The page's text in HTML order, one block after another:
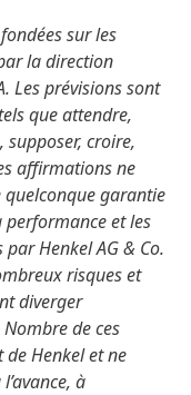
sur les
la direction
Les prévisions sont
que attendre,
croire,
affirmations ne
quelconque garantie
performance et les
Henkel AG & Co.
risques et
diverger
de ces
Henkel et ne
à